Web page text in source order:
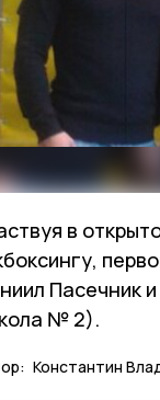
в
Пасечник
№ 2).
Константин